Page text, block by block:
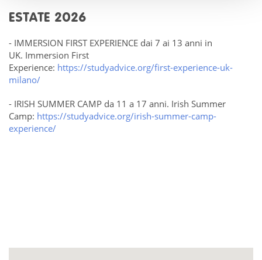
ESTATE 2026
- IMMERSION FIRST EXPERIENCE dai 7 ai 13 anni in
UK. Immersion First
Experience: https://studyadvice.org/first-experience-uk-
milano/
- IRISH SUMMER CAMP da 11 a 17 anni. Irish Summer
Camp: https://studyadvice.org/irish-summer-camp-
experience/